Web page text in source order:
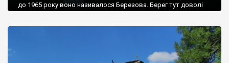
до 1965 року воно називалося Березова. Берег тут доволі
Наддністрянське відрізняється від більшості навколишніх
сіл. У селі є мурована Михайлівська церква. Точної дати […]